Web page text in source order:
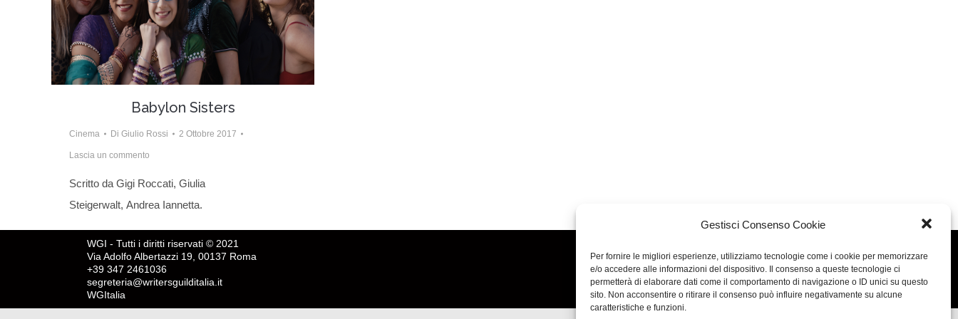
Gestisci Consenso Cookie
Per fornire le migliori esperienze, utilizziamo tecnologie come i cookie per memorizzare
e/o accedere alle informazioni del dispositivo. Il consenso a queste tecnologie ci
permetterà di elaborare dati come il comportamento di navigazione o ID unici su questo
sito. Non acconsentire o ritirare il consenso può influire negativamente su alcune
caratteristiche e funzioni.
Babylon Sisters
Cinema Di Giulio Rossi 2 Ottobre 2017
Lascia un commento
Scritto da Gigi Roccati, Giulia
Steigerwalt, Andrea Iannetta.
WGI - Tutti i diritti riservati © 2021
Via Adolfo Albertazzi 19, 00137 Roma
+39 347 2461036
segreteria@writersguilditalia.it
WGItalia
Concept: Annamaria De Paola - Realizzazione: AF
Cookie & Privacy Policy